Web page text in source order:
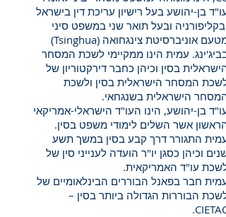
עו"ד בן-יהושע בעל רישיון עריכת דין בישראל
ובקליפורניה ובעל תואר שני במשפט סיני
מטעם אוניברסיטת צינגחואה (Tsinghua)
בביג'ינג. עמית הינו ממקיימי לשכת המסחר
הישראלית בסין וכיהן כחבר דירקטוריון של
לשכת המסחר הישראלית בסין ולשכת
המסחר הישראלית בשנגחאי.
עו"ד בן-יהושע, הינו העו"ד הישראלי-אמריקאי
הראשון אשר השלים לימודי משפט בסין.
עמית התגורר דרך קבע בסין במשך תשע
שנים וכיהן כסגן יו"ר הועדה לענייני סין של
לשכת עו"ד האמריקאית.
עמית חבר בפאנל הבוררים הבינלאומיים של
לשכת הבוררות הגדולה ביותר בסין –
CIETAC.